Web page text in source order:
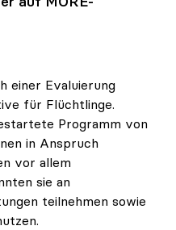
einer Evaluierung
für Flüchtlinge.
Programm von
in Anspruch
vor allem
sie an
teilnehmen sowie